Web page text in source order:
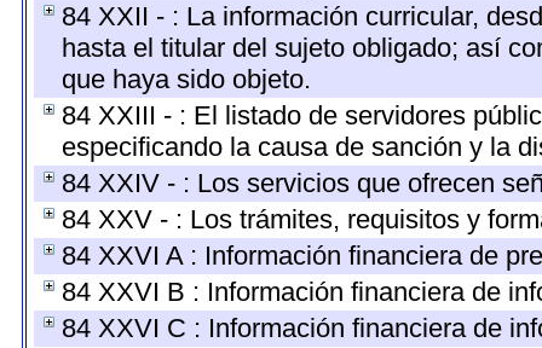
84 XXII - : La información curricular,
hasta el titular del sujeto obligado; así
que haya sido objeto.
84 XXIII - : El listado de servidores
especificando la causa de sanción y la
84 XXIV - : Los servicios que ofrecen
84 XXV - : Los trámites, requisitos y
84 XXVI A : Información financiera de
84 XXVI B : Información financiera de
84 XXVI C : Información financiera de